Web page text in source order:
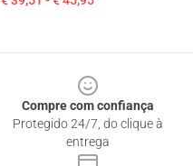
Compre com confiança
Protegido 24/7, do clique à
entrega